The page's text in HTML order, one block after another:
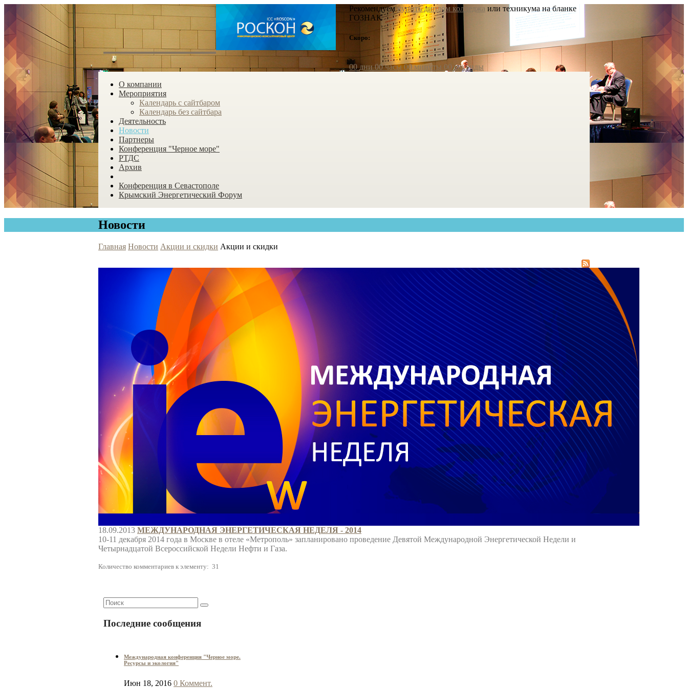
Рекомендуемкупить диплом колледжа или техникума на бланке
ГОЗНАК
Скоро:
00 дни 00 часы 00 минуты 00 секунды
О компании
Мероприятия
Календарь с сайтбаром
Календарь без сайтбара
Деятельность
Новости
Партнеры
Конференция "Черное море"
РТДС
Архив
Конференция в Севастополе
Крымский Энергетический Форум
Новости
Главная Новости Акции и скидки Акции и скидки
18.09.2013 МЕЖДУНАРОДНАЯ ЭНЕРГЕТИЧЕСКАЯ НЕДЕЛЯ - 2014
10-11 декабря 2014 года в Москве в отеле «Метрополь» запланировано проведение Девятой Международной Энергетической Недели и
Четырнадцатой Всероссийской Недели Нефти и Газа.
Количество комментариев к элементу: 31
Последние сообщения
Международная конференция "Черное море.
Ресурсы и экология"
Июн 18, 2016 0 Коммент.